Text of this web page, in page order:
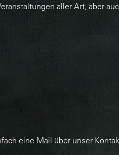
aller Art, aber
eine Mail über unser